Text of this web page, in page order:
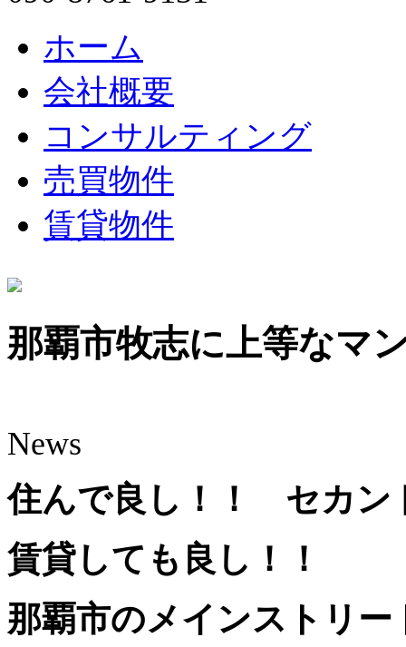
ホーム
会社概要
コンサルティング
売買物件
賃貸物件
那覇市牧志に上等なマ
News
住んで良し！！ セカ
賃貸しても良し！！
那覇市のメインストリ